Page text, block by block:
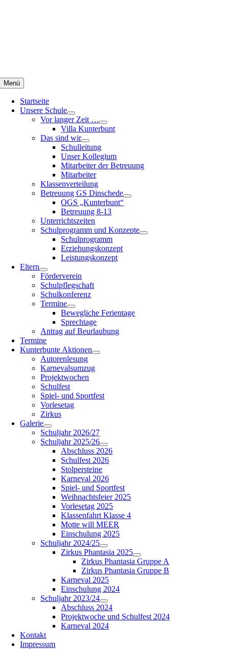
Menü
Startseite
Unsere Schule
Vor langer Zeit …
Villa Kunterbunt
Das sind wir
Schulleitung
Unser Kollegium
Mitarbeiter der Betreuung
Mitarbeiter
Klassenverteilung
Betreuung GS Dinschede
OGS „Kunterbunt“
Betreuung 8-13
Unterrichtszeiten
Schulprogramm und Konzepte
Schulprogramm
Erziehungskonzept
Leistungskonzept
Eltern
Förderverein
Schulpflegschaft
Schulkonferenz
Termine
Bewegliche Ferientage
Sprechtage
Antrag auf Beurlaubung
Termine
Kunterbunte Aktionen
Autorenlesung
Karnevalsumzug
Projektwochen
Schulfest
Spiel- und Sportfest
Vorlesetag
Zirkus
Galerie
Schuljahr 2026/27
Schuljahr 2025/26
Abschluss 2026
Schulfest 2026
Stolpersteine
Karneval 2026
Spiel- und Sportfest
Weihnachtsfeier 2025
Vorlesetag 2025
Klassenfahrt Klasse 4
Motte will MEER
Einschulung 2025
Schuljahr 2024/25
Zirkus Phantasia 2025
Zirkus Phantasia Gruppe A
Zirkus Phantasia Gruppe B
Karneval 2025
Einschulung 2024
Schuljahr 2023/24
Abschluss 2024
Projektwoche und Schulfest 2024
Karneval 2024
Kontakt
Impressum